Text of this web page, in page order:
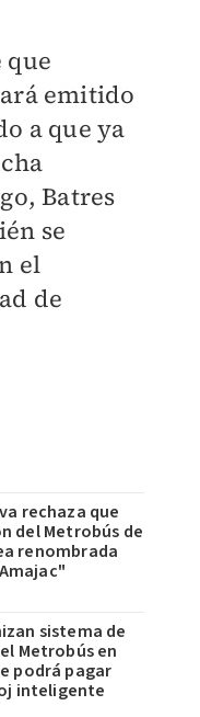
que
emitido
a que ya
Batres
se
el
de
rechaza que
del Metrobús de
renombrada
sistema de
Metrobús en
podrá pagar
inteligente